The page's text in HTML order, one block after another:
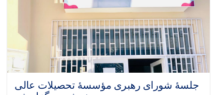
علمی
«تحقیق»
پوهنتون
پنجشیر
جلسهٔ‌ شورای رهبری مؤسسهٔ تحصیلات عالی